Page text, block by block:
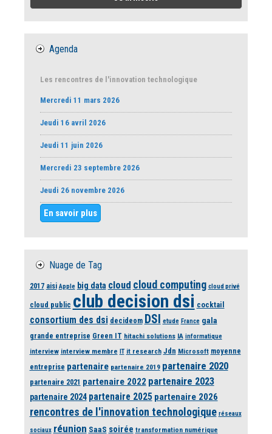
Agenda
Les rencontres de l'innovation technologique
Mercredi 11 mars 2026
Jeudi 16 avril 2026
Jeudi 11 juin 2026
Mercredi 23 septembre 2026
Jeudi 26 novembre 2026
En savoir plus
Nuage de Tag
2017 aisi Apple big data cloud cloud computing cloud privé
cloud public club decision dsi cocktail
consortium des dsi decideom DSI etude France gala
grande entreprise Green IT hitachi solutions IA informatique
interview interview membre IT it research Jdn Microsoft moyenne
entreprise partenaire partenaire 2019 partenaire 2020
partenaire 2021 partenaire 2022 partenaire 2023
partenaire 2024 partenaire 2025 partenaire 2026
rencontres de l'innovation technologique réseaux
sociaux réunion SaaS soirée transformation numérique